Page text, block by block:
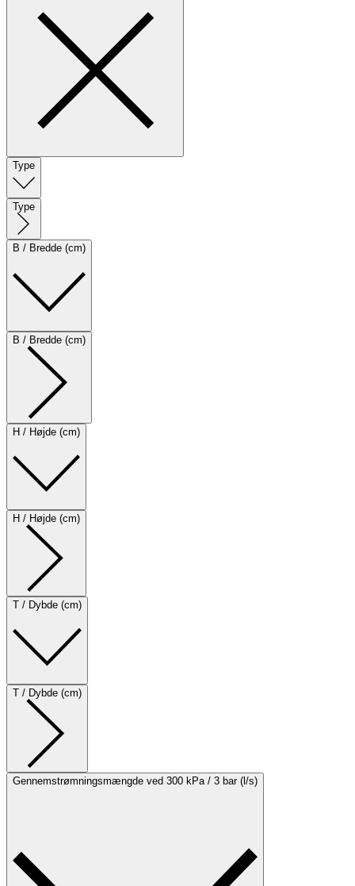
Type
Type
B / Bredde (cm)
B / Bredde (cm)
H / Højde (cm)
H / Højde (cm)
T / Dybde (cm)
T / Dybde (cm)
Gennemstrømningsmængde ved 300 kPa / 3 bar (l/s)